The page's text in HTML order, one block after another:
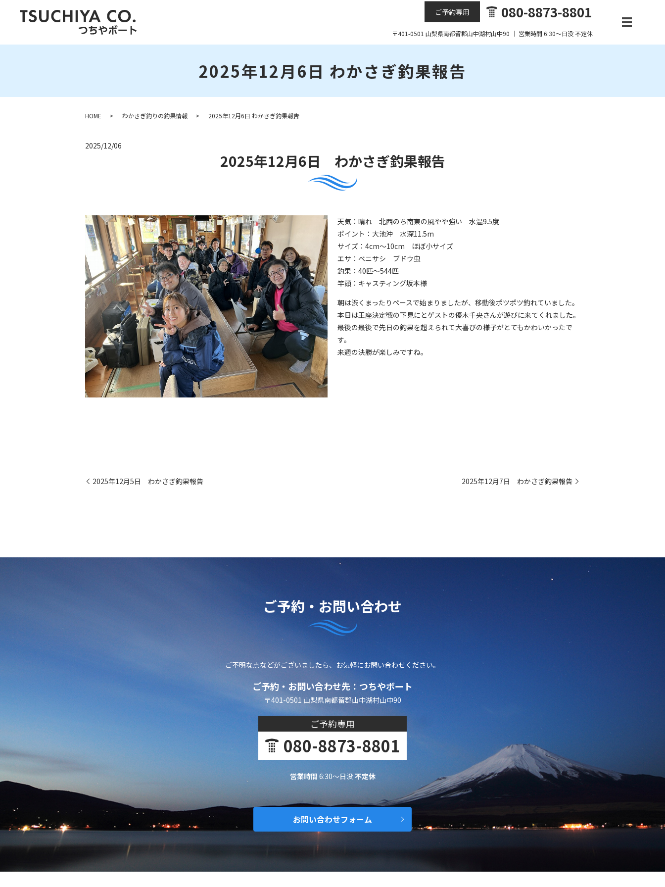
ご予約専用 080-8873-8801
〒401-0501 山梨県南都留郡山中湖村山中90 ｜ 営業時間 6:30～日没 不定休
2025年12月6日 わかさぎ釣果報告
HOME わかさぎ釣りの釣果情報 2025年12月6日 わかさぎ釣果報告
2025/12/06
2025年12月6日 わかさぎ釣果報告
天気：晴れ 北西のち南東の風やや強い 水温9.5度
ポイント：大池沖 水深11.5m
サイズ：4cm～10cm ほぼ小サイズ
エサ：ベニサシ ブドウ虫
釣果：40匹～544匹
竿頭：キャスティング坂本様
朝は渋くまったりペースで始まりましたが、移動後ポツポツ釣れていました。
本日は王座決定戦の下見にとゲストの優木千央さんが遊びに来てくれました。
最後の最後で先日の釣果を超えられて大喜びの様子がとてもかわいかったで
す。
来週の決勝が楽しみですね。
2025年12月5日 わかさぎ釣果報告 2025年12月7日 わかさぎ釣果報告
ご予約・お問い合わせ
ご不明な点などがございましたら、 お気軽にお問い合わせください。
ご予約・お問い合わせ先：つちやボート
〒401-0501 山梨県南都留郡山中湖村山中90
ご予約専用
080-8873-8801
営業時間 6:30～日没 不定休
お問い合わせフォーム